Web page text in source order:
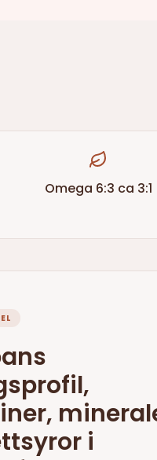
Omega 6:3 ca 3:1
i